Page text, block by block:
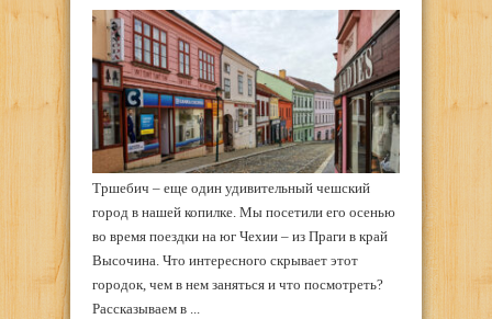
Тршебич – еще один удивительный чешский
город в нашей копилке. Мы посетили его осенью
во время поездки на юг Чехии – из Праги в край
Высочина. Что интересного скрывает этот
городок, чем в нем заняться и что посмотреть?
Рассказываем в ...